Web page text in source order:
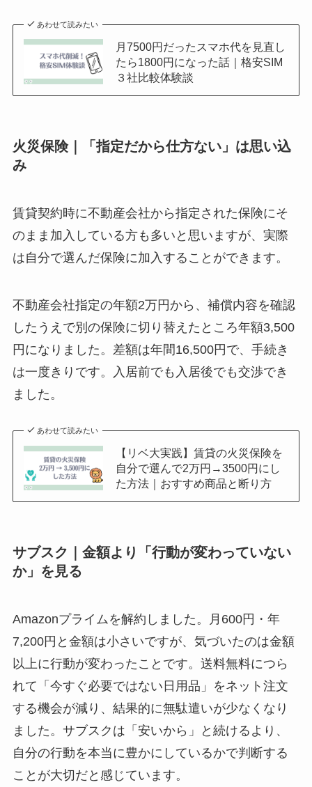
あわせて読みたい
月7500円だったスマホ代を見直し
たら1800円になった話｜格安SIM
３社比較体験談
火災保険｜「指定だから仕方ない」は思い込
み
賃貸契約時に不動産会社から指定された保険にそ
のまま加入している方も多いと思いますが、実際
は自分で選んだ保険に加入することができます。
不動産会社指定の年額2万円から、補償内容を確認
したうえで別の保険に切り替えたところ年額3,500
円になりました。差額は年間16,500円で、手続き
は一度きりです。入居前でも入居後でも交渉でき
ました。
あわせて読みたい
【リベ大実践】賃貸の火災保険を
自分で選んで2万円→3500円にし
た方法｜おすすめ商品と断り方
サブスク｜金額より「行動が変わっていない
か」を見る
Amazonプライムを解約しました。月600円・年
7,200円と金額は小さいですが、気づいたのは金額
以上に行動が変わったことです。送料無料につら
れて「今すぐ必要ではない日用品」をネット注文
する機会が減り、結果的に無駄遣いが少なくなり
ました。サブスクは「安いから」と続けるより、
自分の行動を本当に豊かにしているかで判断する
ことが大切だと感じています。